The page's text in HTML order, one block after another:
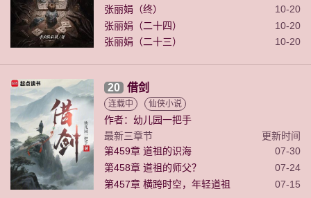
10-20
张丽娟（终）
10-20
张丽娟（二十四）
10-20
张丽娟（二十三）
20 借剑
连载中 仙侠小说
作者：幼儿园一把手
更新时间
最新三章节
07-30
第459章 道祖的识海
07-24
第458章 道祖的师父？
07-15
第457章 横跨时空，年轻道祖